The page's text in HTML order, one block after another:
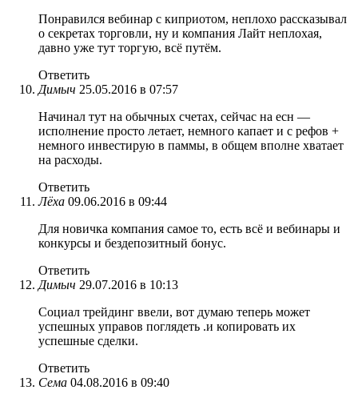
Понравился вебинар с киприотом, неплохо рассказывал
о секретах торговли, ну и компания Лайт неплохая,
давно уже тут торгую, всё путём.
Ответить
Димыч 25.05.2016 в 07:57
Начинал тут на обычных счетах, сейчас на есн —
исполнение просто летает, немного капает и с рефов +
немного инвестирую в паммы, в общем вполне хватает
на расходы.
Ответить
Лёха 09.06.2016 в 09:44
Для новичка компания самое то, есть всё и вебинары и
конкурсы и бездепозитный бонус.
Ответить
Димыч 29.07.2016 в 10:13
Социал трейдинг ввели, вот думаю теперь может
успешных управов поглядеть .и копировать их
успешные сделки.
Ответить
Сема 04.08.2016 в 09:40